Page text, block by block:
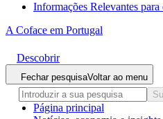
Informações Relevantes
A Coface em Portugal
Descobrir
Fechar pesquisaVoltar ao menu
Página principal